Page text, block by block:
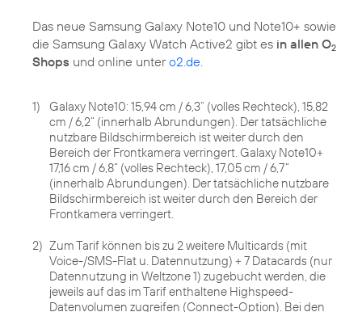
Das neue Samsung Galaxy Note10 und Note10+ sowie
die Samsung Galaxy Watch Active2 gibt es in allen O2
Shops und online untero2.de.
1)
Galaxy Note10: 15,94 cm / 6,3“ (volles Rechteck), 15,82
cm / 6,2“ (innerhalb Abrundungen). Der tatsächliche
nutzbare Bildschirmbereich ist weiter durch den
Bereich der Frontkamera verringert. Galaxy Note10+
17,16 cm / 6,8“ (volles Rechteck), 17,05 cm / 6,7“
(innerhalb Abrundungen). Der tatsächliche nutzbare
Bildschirmbereich ist weiter durch den Bereich der
Frontkamera verringert.
2) Zum Tarif können bis zu 2 weitere Multicards (mit
Voice-/SMS-Flat u. Datennutzung) + 7 Datacards (nur
Datennutzung in Weltzone 1) zugebucht werden, die
jeweils auf das im Tarif enthaltene Highspeed-
Datenvolumen zugreifen (Connect-Option). Bei den